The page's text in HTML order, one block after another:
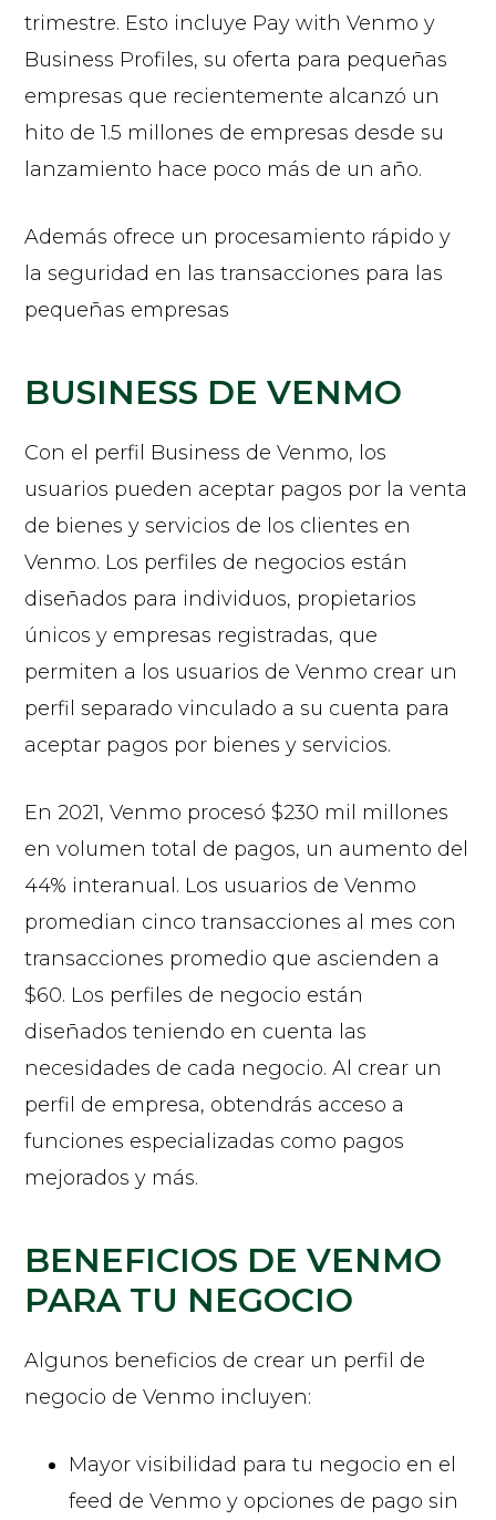
trimestre. Esto incluye Pay with Venmo y
Business Profiles, su oferta para pequeñas
empresas que recientemente alcanzó un
hito de 1.5 millones de empresas desde su
lanzamiento hace poco más de un año.
Además ofrece un procesamiento rápido y
la seguridad en las transacciones para las
pequeñas empresas
BUSINESS DE VENMO
Con el perfil Business de Venmo, los
usuarios pueden aceptar pagos por la venta
de bienes y servicios de los clientes en
Venmo. Los perfiles de negocios están
diseñados para individuos, propietarios
únicos y empresas registradas, que
permiten a los usuarios de Venmo crear un
perfil separado vinculado a su cuenta para
aceptar pagos por bienes y servicios.
En 2021, Venmo procesó $230 mil millones
en volumen total de pagos, un aumento del
44% interanual. Los usuarios de Venmo
promedian cinco transacciones al mes con
transacciones promedio que ascienden a
$60. Los perfiles de negocio están
diseñados teniendo en cuenta las
necesidades de cada negocio. Al crear un
perfil de empresa, obtendrás acceso a
funciones especializadas como pagos
mejorados y más.
BENEFICIOS DE VENMO
PARA TU NEGOCIO
Algunos beneficios de crear un perfil de
negocio de Venmo incluyen:
Mayor visibilidad para tu negocio en el
feed de Venmo y opciones de pago sin